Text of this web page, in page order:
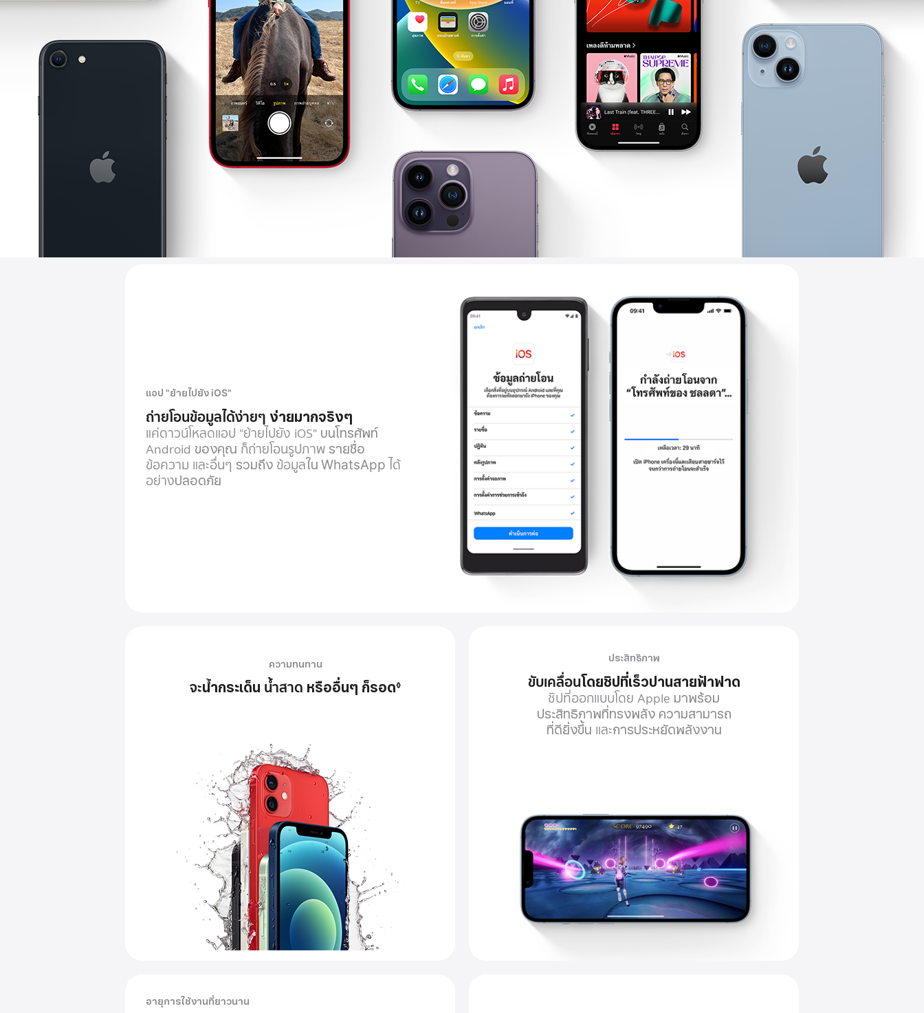
แอป "ย้ายไปยัง iOS"
ถ่ายโอนข้อมูลได้ง่ายๆ ง่ายมากจริงๆ
แค่ดาวน์โหลดแอป "ย้ายไปยัง iOS" บนโทรศัพท์
Android ของคุณ ก็ถ่ายโอนรูปภาพ รายชื่อ
ข้อความ และอื่นๆ รวมถึง ข้อมูลใน WhatsApp ได้
อย่างปลอดภัย
ความทนทาน
จะน้ำกระเด็น น้ำสาด หรืออื่นๆ ก็รอด◊
ประสิทธิภาพ
ขับเคลื่อนโดยชิปที่เร็วปานสายฟ้าฟาด
ชิปที่ออกแบบโดย Apple มาพร้อม
ประสิทธิภาพที่ทรงพลัง ความสามารถ
ที่ดียิ่งขึ้น และการประหยัดพลังงาน
อายุการใช้งานที่ยาวนาน